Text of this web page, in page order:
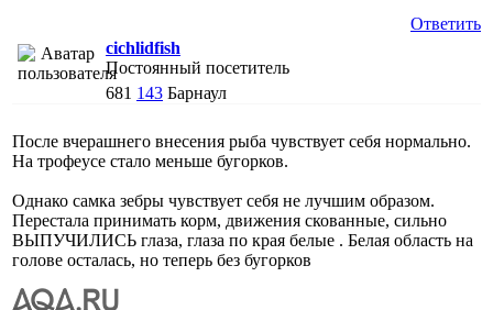
Ответить
cichlidfish
Постоянный посетитель
681 143 Барнаул
После вчерашнего внесения рыба чувствует себя нормально.
На трофеусе стало меньше бугорков.
Однако самка зебры чувствует себя не лучшим образом.
Перестала принимать корм, движения скованные, сильно
ВЫПУЧИЛИСЬ глаза, глаза по края белые . Белая область на
голове осталась, но теперь без бугорков